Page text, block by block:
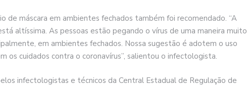
de máscara em ambientes fechados também foi recomendado. “A
altíssima. As pessoas estão pegando o vírus de uma maneira muito
em ambientes fechados. Nossa sugestão é adotem o uso
os cuidados contra o coronavírus”, salientou o infectologista.
infectologistas e técnicos da Central Estadual de Regulação de